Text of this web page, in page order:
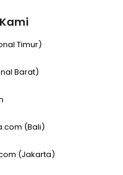
Timur)
Barat)
(Bali)
(Jakarta)